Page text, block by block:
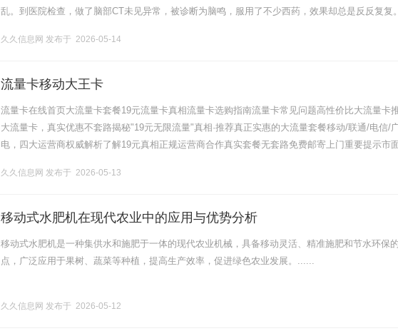
乱。到医院检查，做了脑部CT未见异常，被诊断为脑鸣，服用了不少西药，效果却总是反反复复
个月，.........
久久信息网 发布于 2026-05-14
流量卡移动大王卡
流量卡在线首页大流量卡套餐19元流量卡真相流量卡选购指南流量卡常见问题高性价比大流量卡
大流量卡，真实优惠不套路揭秘"19元无限流量"真相·推荐真正实惠的大流量套餐移动/联通/电信/
电，四大运营商权威解析了解19元真相正规运营商合作真实套餐无套路免费邮寄上门重要提示市
久久信息网 发布于 2026-05-13
移动式水肥机在现代农业中的应用与优势分析
移动式水肥机是一种集供水和施肥于一体的现代农业机械，具备移动灵活、精准施肥和节水环保
点，广泛应用于果树、蔬菜等种植，提高生产效率，促进绿色农业发展。......
久久信息网 发布于 2026-05-12